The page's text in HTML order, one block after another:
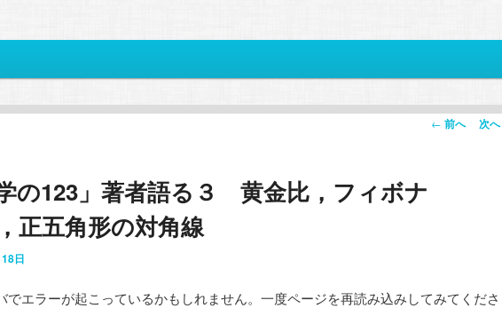
投
ン
← 前へ 次へ
学の123」著者語る３ 黄金比，フィボナ
正五角形の対角線
日
でエラーが起こっているかもしれません。一度ページを再読み込みしてみてくださ